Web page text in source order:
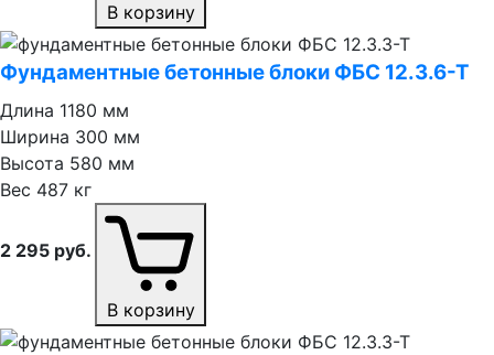
В корзину
Фундаментные бетонные блоки ФБС 12.3.6⁠-⁠Т
Длина 1180 мм
Ширина 300 мм
Высота 580 мм
Вес 487 кг
2 295 руб.
В корзину